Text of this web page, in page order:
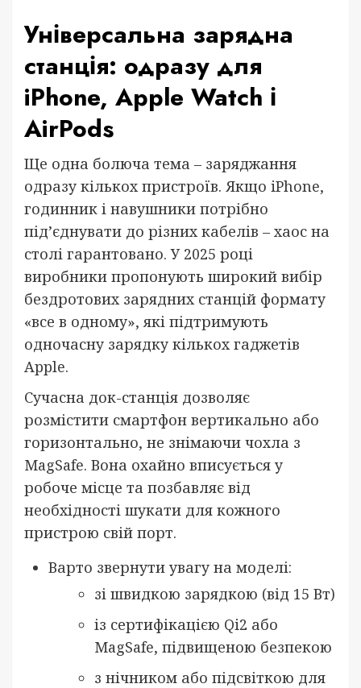
Універсальна зарядна
станція: одразу для
iPhone, Apple Watch і
AirPods
Ще одна болюча тема – заряджання
одразу кількох пристроїв. Якщо iPhone,
годинник і навушники потрібно
під’єднувати до різних кабелів – хаос на
столі гарантовано. У 2025 році
виробники пропонують широкий вибір
бездротових зарядних станцій формату
«все в одному», які підтримують
одночасну зарядку кількох гаджетів
Apple.
Сучасна док-станція дозволяє
розмістити смартфон вертикально або
горизонтально, не знімаючи чохла з
MagSafe. Вона охайно вписується у
робоче місце та позбавляє від
необхідності шукати для кожного
пристрою свій порт.
Варто звернути увагу на моделі:
зі швидкою зарядкою (від 15 Вт)
із сертифікацією Qi2 або
MagSafe, підвищеною безпекою
з нічником або підсвіткою для